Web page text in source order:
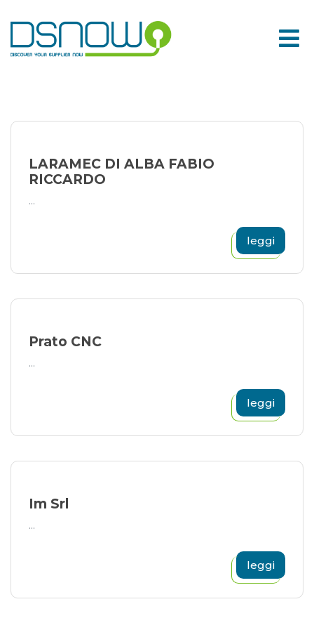
to
content
LARAMEC DI ALBA FABIO
RICCARDO
...
leggi
Prato CNC
...
leggi
Im Srl
...
leggi